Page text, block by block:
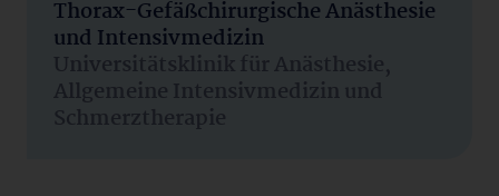
Thorax-Gefäßchirurgische Anästhesie
und Intensivmedizin
Universitätsklinik für Anästhesie,
Allgemeine Intensivmedizin und
Schmerztherapie